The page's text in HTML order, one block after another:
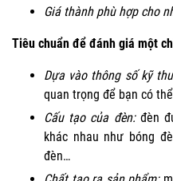
Giá thành phù hợp cho
Tiêu chuẩn để đánh giá một
Dựa vào thông số kỹ
quan trọng để bạn có
Cấu tạo của đèn:đèn
khác nhau như bóng
đèn…